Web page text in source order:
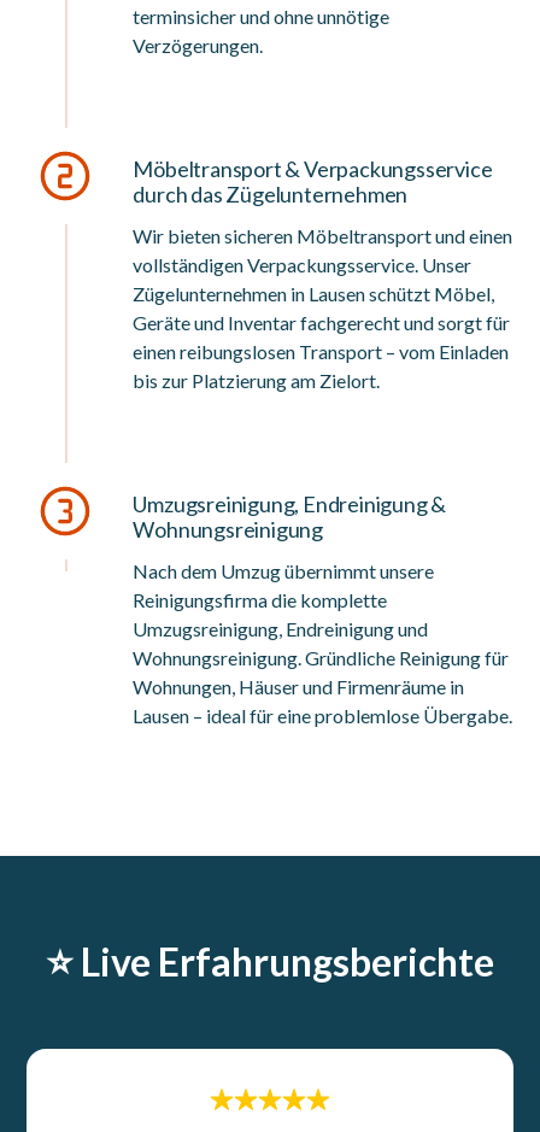
terminsicher und ohne unnötige
Verzögerungen.
Möbeltransport & Verpackungsservice
durch das Zügelunternehmen
Wir bieten sicheren Möbeltransport und einen
vollständigen Verpackungsservice. Unser
Zügelunternehmen in Lausen schützt Möbel,
Geräte und Inventar fachgerecht und sorgt für
einen reibungslosen Transport – vom Einladen
bis zur Platzierung am Zielort.
Umzugsreinigung, Endreinigung &
Wohnungsreinigung
Nach dem Umzug übernimmt unsere
Reinigungsfirma die komplette
Umzugsreinigung, Endreinigung und
Wohnungsreinigung. Gründliche Reinigung für
Wohnungen, Häuser und Firmenräume in
Lausen – ideal für eine problemlose Übergabe.
⭐️ Live Erfahrungsberichte